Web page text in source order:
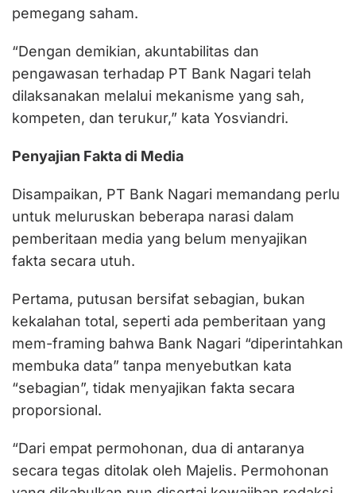
pemegang saham.
“Dengan demikian, akuntabilitas dan
pengawasan terhadap PT Bank Nagari telah
dilaksanakan melalui mekanisme yang sah,
kompeten, dan terukur,” kata Yosviandri.
Penyajian Fakta di Media
Disampaikan, PT Bank Nagari memandang perlu
untuk meluruskan beberapa narasi dalam
pemberitaan media yang belum menyajikan
fakta secara utuh.
Pertama, putusan bersifat sebagian, bukan
kekalahan total, seperti ada pemberitaan yang
mem-framing bahwa Bank Nagari “diperintahkan
membuka data” tanpa menyebutkan kata
“sebagian”, tidak menyajikan fakta secara
proporsional.
“Dari empat permohonan, dua di antaranya
secara tegas ditolak oleh Majelis. Permohonan